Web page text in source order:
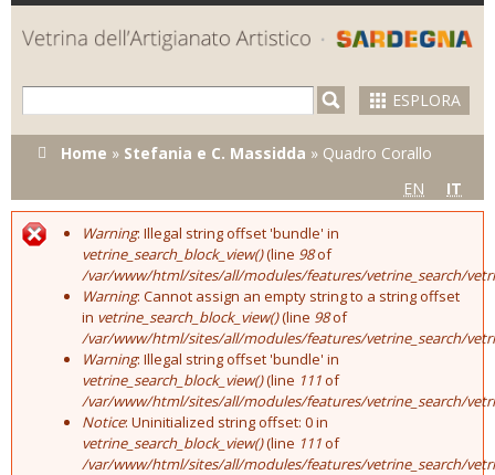
Skip to
main
content
ESPLORA
Tu sei qui
Home » Stefania e C. Massidda » Quadro Corallo
EN
IT
Error message
Warning: Illegal string offset 'bundle' in
vetrine_search_block_view()(line 98of
/var/www/html/sites/all/modules/features/vetrine_search/
Warning: Cannot assign an empty string to a string offset
in vetrine_search_block_view()(line 98of
/var/www/html/sites/all/modules/features/vetrine_search/
Warning: Illegal string offset 'bundle' in
vetrine_search_block_view()(line 111of
/var/www/html/sites/all/modules/features/vetrine_search/
Notice: Uninitialized string offset: 0 in
vetrine_search_block_view()(line 111of
/var/www/html/sites/all/modules/features/vetrine_search/